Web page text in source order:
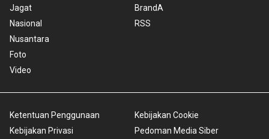
Jagat
Nasional
Nusantara
Foto
Video
BrandA
RSS
Ketentuan Penggunaan
Kebijakan Privasi
Kebijakan Cookie
Pedoman Media Siber